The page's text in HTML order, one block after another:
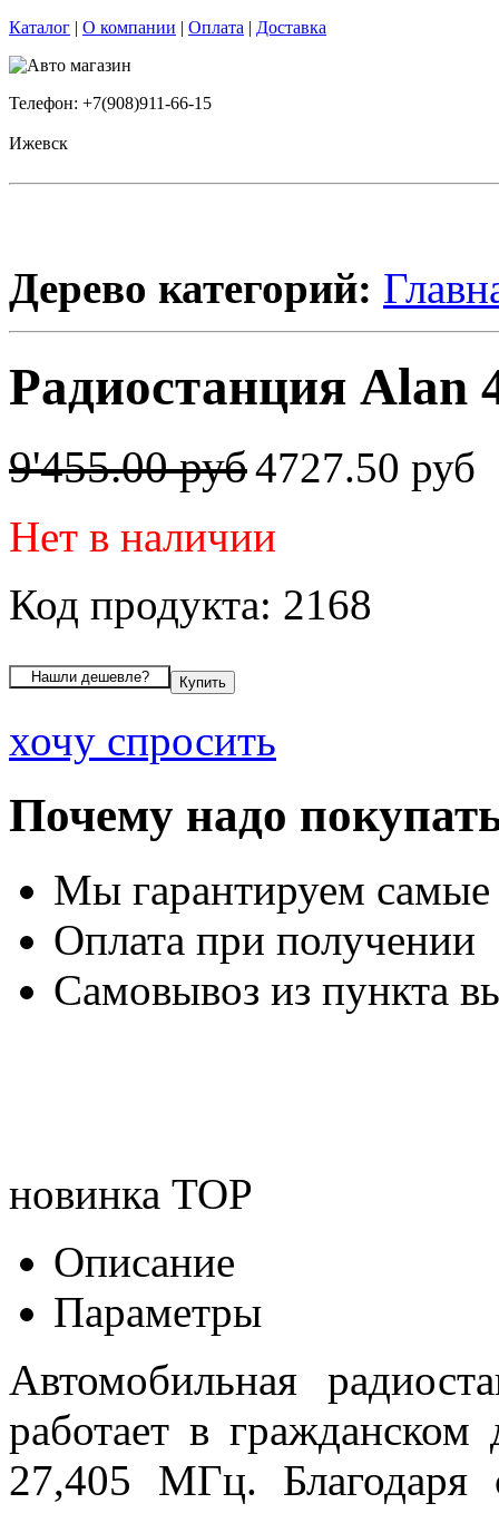
Каталог | О компании | Оплата | Доставка
Телефон: +7(908)911-66-15
Ижевск
Дерево категорий:
Радиостанция Alan
9'455.00 руб4727.50 руб
Нет в наличии
Код продукта: 2168
хочу спросить
Почему надо
Мы гарантируем
Оплата при получении
Самовывоз из пункта
новинка TOP
Описание
Параметры
Автомобильная
работает в гражданском
27,405 МГц. Благодаря